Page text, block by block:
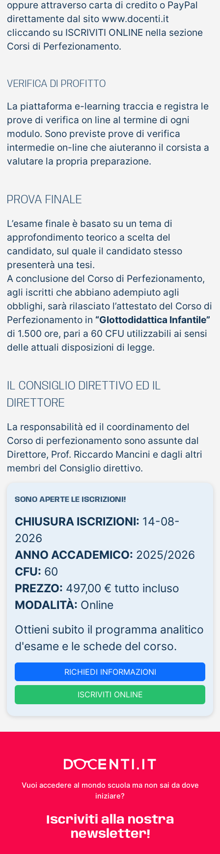
oppure attraverso carta di credito o PayPal
direttamente dal sito www.docenti.it
cliccando su ISCRIVITI ONLINE nella sezione
Corsi di Perfezionamento.
VERIFICA DI PROFITTO
La piattaforma e-learning traccia e registra le
prove di verifica on line al termine di ogni
modulo. Sono previste prove di verifica
intermedie on-line che aiuteranno il corsista a
valutare la propria preparazione.
PROVA FINALE
L’esame finale è basato su un tema di
approfondimento teorico a scelta del
candidato, sul quale il candidato stesso
presenterà una tesi.
A conclusione del Corso di Perfezionamento,
agli iscritti che abbiano adempiuto agli
obblighi, sarà rilasciato l’attestato del Corso di
Perfezionamento in “Glottodidattica Infantile”
di 1.500 ore, pari a 60 CFU utilizzabili ai sensi
delle attuali disposizioni di legge.
IL CONSIGLIO DIRETTIVO ED IL
DIRETTORE
La responsabilità ed il coordinamento del
Corso di perfezionamento sono assunte dal
Direttore, Prof. Riccardo Mancini e dagli altri
membri del Consiglio direttivo.
SONO APERTE LE ISCRIZIONI!
CHIUSURA ISCRIZIONI: 14-08-
2026
ANNO ACCADEMICO: 2025/2026
CFU: 60
PREZZO: 497,00 € tutto incluso
MODALITÀ: Online
Ottieni subito il programma analitico
d'esame e le schede del corso.
RICHIEDI INFORMAZIONI
ISCRIVITI ONLINE
Vuoi accedere al mondo scuola ma non sai da dove
iniziare?
Iscriviti alla nostra
newsletter!